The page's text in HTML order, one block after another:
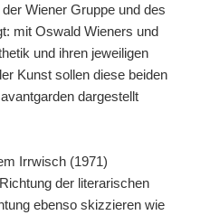
Wiener Gruppe und des
mit Oswald Wieners und
und ihren jeweiligen
Kunst sollen diese beiden
dargestellt
Irrwisch (1971)
der literarischen
ebenso skizzieren wie